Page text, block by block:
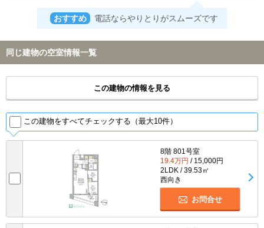
おすすめ 電話ならやりとりがスムーズです
同じ建物の空室情報一覧
この建物の情報を見る
この建物をすべてチェックする（最大10件）
8階 801号室
19.4万円 / 15,000円
2LDK / 39.53㎡
西向き
お問合せ